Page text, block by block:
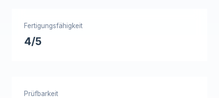
Fertigungsfähigkeit
4/5
Prüfbarkeit